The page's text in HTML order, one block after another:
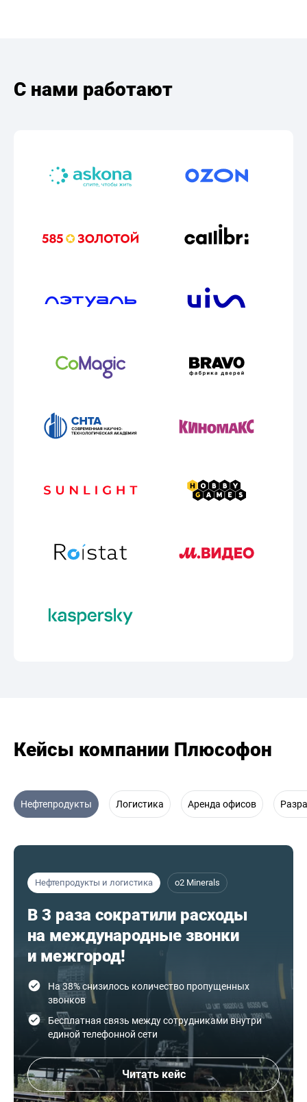
С нами работают
Кейсы компании Плюсофон
Нефтепродукты Логистика Аренда офисов
Нефтепродукты и логистика o2 Minerals
В 3 раза сократили расходы
на международные звонки
и межгород!
На 38% снизилось количество пропущенных
звонков
Бесплатная связь между сотрудниками внутри
единой телефонной сети
Читать кейс